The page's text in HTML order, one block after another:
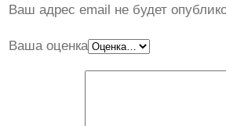
Ваш адрес email не будет
Ваша оценка